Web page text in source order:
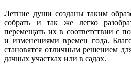
Летние души созданы таким
собрать и так же легко
перемещать их в соответствии с
и изменениями времен года.
становятся отличным решением
дачных участках или в садах.